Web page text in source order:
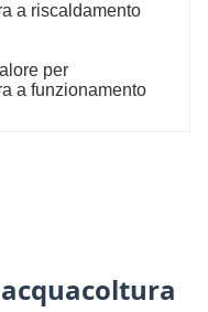
a riscaldamento
per
a funzionamento